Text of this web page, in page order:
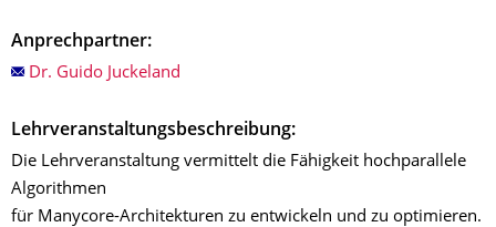
Anprechpartner:
Dr. Guido Juckeland
Lehrveranstaltungsbeschreibung:
Die Lehrveranstaltung vermittelt die Fähigkeit hochparallele
Algorithmen
für Manycore-Architekturen zu entwickeln und zu optimieren.